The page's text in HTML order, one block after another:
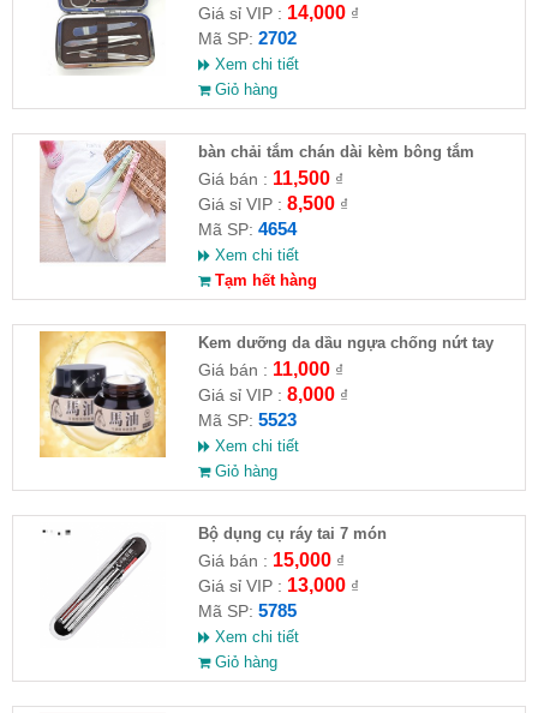
Giá sỉ VIP : 14,000₫
Mã SP: 2702
Xem chi tiết
Giỏ hàng
bàn chải tắm chán dài kèm bông tắm
Giá bán : 11,500₫
Giá sỉ VIP : 8,500₫
Mã SP: 4654
Xem chi tiết
Tạm hết hàng
Kem dưỡng da dầu ngựa chống nứt tay
chân
Giá bán : 11,000₫
Giá sỉ VIP : 8,000₫
Mã SP: 5523
Xem chi tiết
Giỏ hàng
Bộ dụng cụ ráy tai 7 món
Giá bán : 15,000₫
Giá sỉ VIP : 13,000₫
Mã SP: 5785
Xem chi tiết
Giỏ hàng